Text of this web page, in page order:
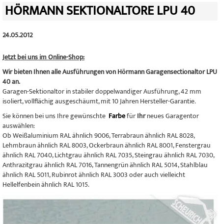
HÖRMANN SEKTIONALTORE LPU 40
24.05.2012
Jetzt bei uns im Online-Shop:
Wir bieten Ihnen alle Ausführungen von Hörmann Garagensectionaltor LPU
40 an.
Garagen-Sektionaltor in stabiler doppelwandiger Ausführung, 42 mm
isoliert, vollflächig ausgeschäumt, mit 10 Jahren Hersteller-Garantie.
Sie können bei uns Ihre gewünschte FarbefürIhrneues Garagentor
auswählen:
Ob Weißaluminium RAL ähnlich 9006, Terrabraun ähnlich RAL 8028,
Lehmbraun ähnlich RAL 8003, Ockerbraun ähnlich RAL 8001, Fenstergrau
ähnlich RAL 7040, Lichtgrau ähnlich RAL 7035, Steingrau ähnlich RAL 7030,
Anthrazitgrau ähnlich RAL 7016, Tannengrün ähnlich RAL 5014, Stahlblau
ähnlich RAL 5011, Rubinrot ähnlich RAL 3003 oder auch vielleicht
Hellelfenbein ähnlich RAL 1015.